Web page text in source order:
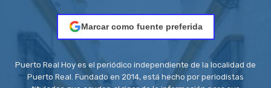
Marcar como fuente preferida
Puerto Real Hoy es el periódico independiente de la localidad de
Puerto Real. Fundado en 2014, está hecho por periodistas